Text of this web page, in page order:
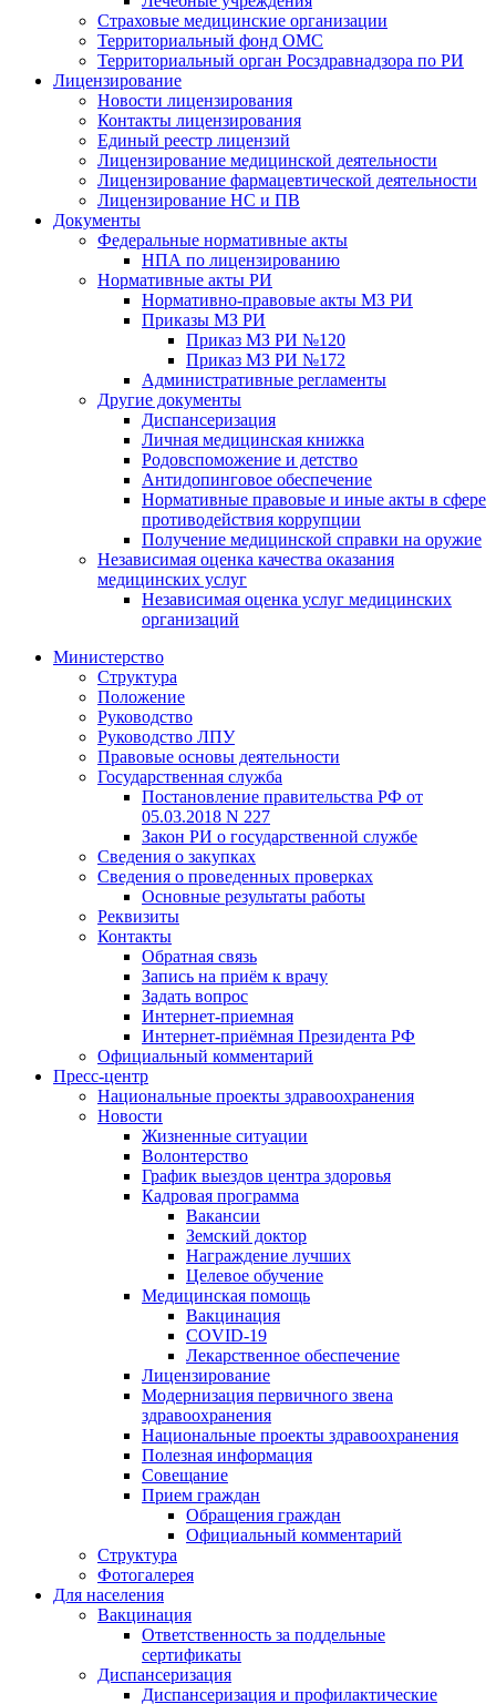
Страховые медицинские организации
Территориальный фонд ОМС
Территориальный орган Росздравнадзора по РИ
Лицензирование
Новости лицензирования
Контакты лицензирования
Единый реестр лицензий
Лицензирование медицинской деятельности
Лицензирование фармацевтической деятельности
Лицензирование НС и ПВ
Документы
Федеральные нормативные акты
НПА по лицензированию
Нормативные акты РИ
Нормативно-правовые акты МЗ РИ
Приказы МЗ РИ
Приказ МЗ РИ №120
Приказ МЗ РИ №172
Административные регламенты
Другие документы
Диспансеризация
Личная медицинская книжка
Родовспоможение и детство
Антидопинговое обеспечение
Нормативные правовые и иные акты в сфере
противодействия коррупции
Получение медицинской справки на оружие
Независимая оценка качества оказания
медицинских услуг
Независимая оценка услуг медицинскиx
организаций
Министерство
Структура
Положение
Руководство
Руководство ЛПУ
Правовые основы деятельности
Государственная служба
Постановление правительства РФ от
05.03.2018 N 227
Закон РИ о государственной службе
Сведения о закупках
Сведения о проведенных проверках
Основные результаты работы
Реквизиты
Контакты
Обратная связь
Запись на приём к врачу
Задать вопрос
Интернет-приемная
Интернет-приёмная Президента РФ
Официальный комментарий
Пресс-центр
Национальные проекты здравоохранения
Новости
Жизненные ситуации
Волонтерство
График выездов центра здоровья
Кадровая программа
Вакансии
Земский доктор
Награждение лучших
Целевое обучение
Медицинская помощь
Вакцинация
COVID-19
Лекарственное обеспечение
Лицензирование
Модернизация первичного звена
здравоохранения
Национальные проекты здравоохранения
Полезная информация
Совещание
Прием граждан
Обращения граждан
Официальный комментарий
Структура
Фотогалерея
Для населения
Вакцинация
Ответственность за поддельные
сертификаты
Диспансеризация
Диспансеризация и профилактические